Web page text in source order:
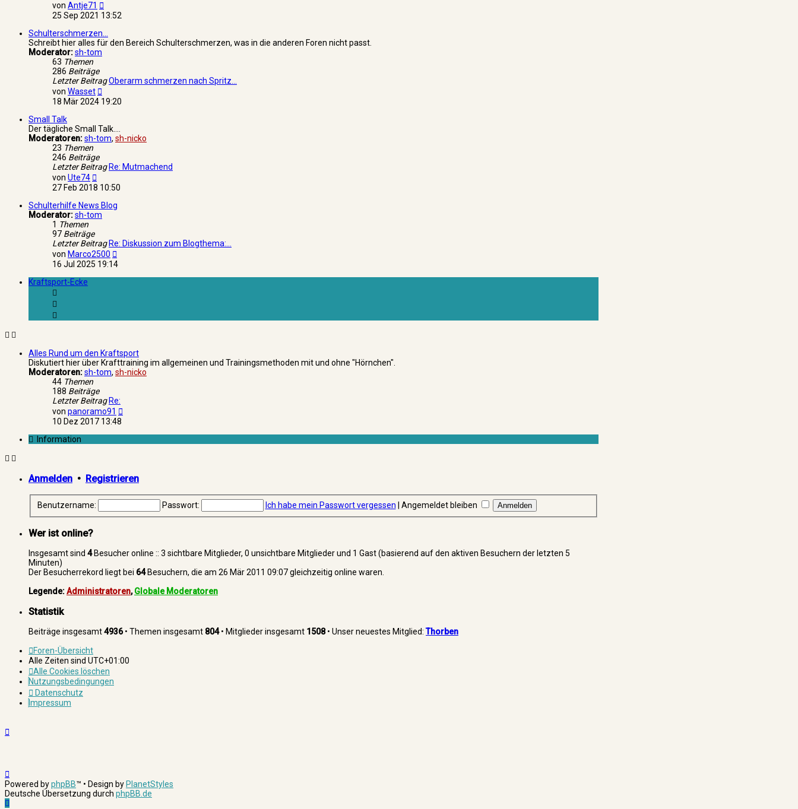
von Antje71
Beitrag
25 Sep 2021 13:52
Schulterschmerzen...
Schreibt hier alles für den Bereich Schulterschmerzen, was in die anderen Foren nicht passt.
Moderator:sh-tom
63 Themen
286 Beiträge
Letzter BeitragOberarm schmerzen nach Spritz…
von Wasset
Beitrag
18 Mär 2024 19:20
Small Talk
Der tägliche Small Talk....
Moderatoren:sh-tom, sh-nicko
23 Themen
246 Beiträge
Letzter Beitrag Re: Mutmachend
von Ute74
Beitrag
27 Feb 2018 10:50
Schulterhilfe News Blog
Moderator:sh-tom
1 Themen
97 Beiträge
Letzter Beitrag Re: Diskussion zum Blogthema:…
von Marco2500
Beitrag
16 Jul 2025 19:14
Kraftsport-Ecke
Alles Rund um den Kraftsport
Diskutiert hier über Krafttraining im allgemeinen und Trainingsmethoden mit und ohne "Hörnchen".
Moderatoren:sh-tom, sh-nicko
44 Themen
188 Beiträge
Letzter Beitrag Re:
von panoramo91
10 Dez 2017 13:48
Information
Anmelden • Registrieren
Benutzername: Passwort: Ich habe mein Passwort vergessen Angemeldet bleiben
Wer ist online?
Insgesamt sind 4Besucher online :: 3 sichtbare Mitglieder, 0 unsichtbare Mitglieder und 1 Gast (basierend auf den aktiven Besuchern der letzten 5
Minuten)
Der Besucherrekord liegt bei 64Besuchern, die am 26 Mär 2011 09:07 gleichzeitig online waren.
Legende:Administratoren,Globale Moderatoren
Statistik
Beiträge insgesamt4936• Themen insgesamt 804• Mitglieder insgesamt 1508• Unser neuestes Mitglied:Thorben
Foren-Übersicht
Alle Zeiten sind UTC+01:00
Alle Cookies löschen
Nutzungsbedingungen
Datenschutz
Impressum
Powered byphpBB™ • Design by PlanetStyles
Deutsche Übersetzung durch phpBB.de